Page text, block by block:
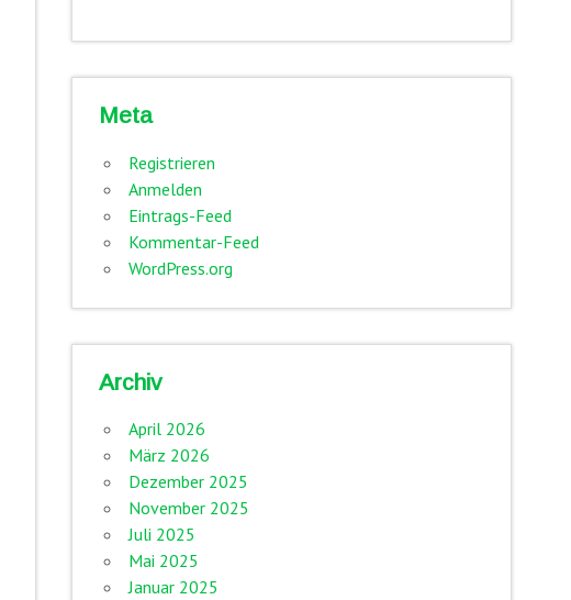
Meta
Registrieren
Anmelden
Eintrags-Feed
Kommentar-Feed
WordPress.org
Archiv
April 2026
März 2026
Dezember 2025
November 2025
Juli 2025
Mai 2025
Januar 2025